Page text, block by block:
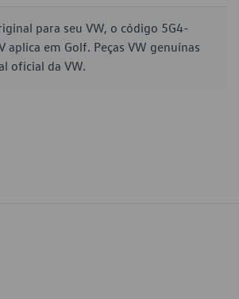
para seu VW, o código 5G4-
aplica em Golf. Peças VW genuínas
oficial da VW.